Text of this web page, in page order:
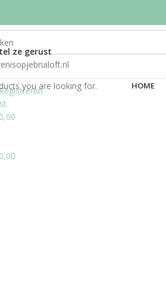
ze gerust
0,00
0,00
HOME
you are looking for.